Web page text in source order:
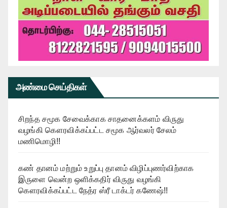
அண்மை செய்திகள்
சிறந்த சமூக சேவைக்காக சாதனைக்களம் விருது
வழங்கி கௌரவிக்கப்பட்ட சமூக ஆர்வலர் சேலம்
மணிமொழி!!
கண் தானம் மற்றும் உறுப்பு தானம் விழிப்புணர்விற்காக
இருளை வென்ற ஒளிக்கதிர் விருது வழங்கி
கௌரவிக்கப்பட்ட நேத்ர ஸ்ரீ டாக்டர் கணேஷ்!!